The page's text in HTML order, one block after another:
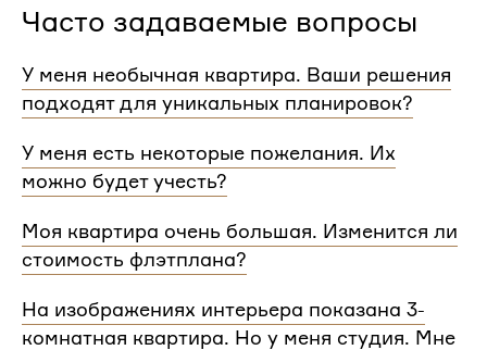
Часто задаваемые вопросы
У меня необычная квартира. Ваши решения
подходят для уникальных планировок?
планировки и учтем особенности вашей
квартиры.
У меня есть некоторые пожелания. Их
можно будет учесть?
согласуем с вами планировочное решение,
расстановку мебели и важные детали. Вы
дизайнером Flatplan
Моя квартира очень большая. Изменится ли
стоимость флэтплана?
площади. Однако если у вас многоэтажный дом
или квартира, нужно будет купить флэтплан для
На изображениях интерьера показана 3-
комнатная квартира. Но у меня студия. Мне